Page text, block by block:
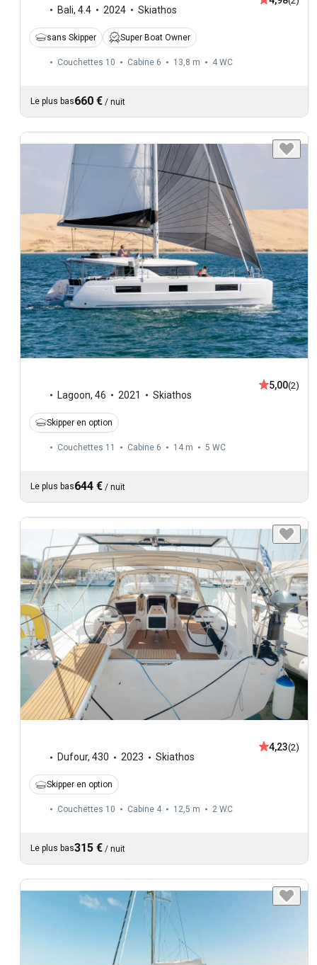
Bali, 4.4 2024 Skiathos
sans Skipper Super Boat Owner
Couchettes 10 Cabine 6 13,8 m 4 WC
Le plus bas660 € / nuit
Lagoon, 46 2021 Skiathos
5,00(2)
Skipper en option
Couchettes 11 Cabine 6 14 m 5 WC
Le plus bas644 € / nuit
Dufour, 430 2023 Skiathos
4,23(2)
Skipper en option
Couchettes 10 Cabine 4 12,5 m 2 WC
Le plus bas315 € / nuit